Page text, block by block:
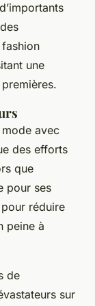
une
mode avec
des efforts
que
pour ses
réduire
peine à
de
sur